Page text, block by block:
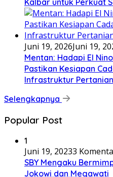
Kalbar untuk Perkuat
Juni 19, 2026Juni 19,
Mentan: Hadapi El
Pastikan Kesiapan
Infrastruktur
Selengkapnya
Popular Post
1
Juni 19, 20233
SBY Mengaku
Jokowi dan Megawati